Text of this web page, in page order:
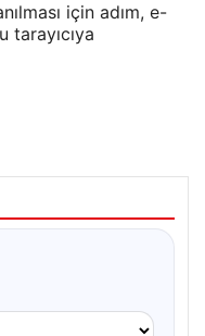
için adım, e-